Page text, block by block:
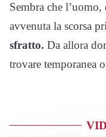
Sembra che
avvenuta la scorsa
sfratto. Da allora
trovare temporanea